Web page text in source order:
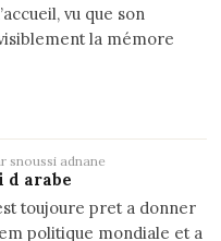
vu que son
la mémore
snoussi adnane
d arabe
toujoure pret a donner
politique mondiale et a